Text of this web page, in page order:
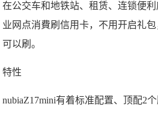
在公交车和地铁站、租赁、连锁便
业网点消費刷信用卡，不用开启礼
可以刷。
特性
nubiaZ17mini有着标准配置、顶配2